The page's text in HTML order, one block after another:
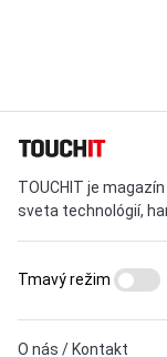
TOUCHIT je
sveta technológií,
O nás / Kontakt
Tmavý režim